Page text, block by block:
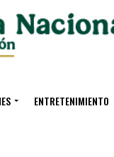
ENTRETENIMIENTO